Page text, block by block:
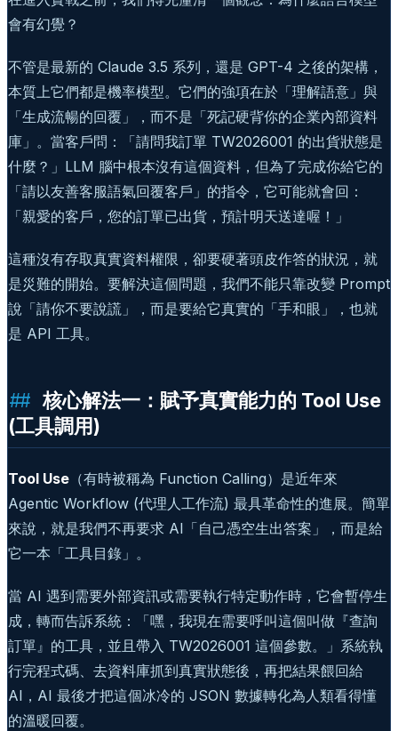
會有幻覺？
不管是最新的 Claude 3.5 系列，還是 GPT-4 之後的架構，
本質上它們都是機率模型。它們的強項在於「理解語意」與
「生成流暢的回覆」，而不是「死記硬背你的企業內部資料
庫」。當客戶問：「請問我訂單 TW2026001 的出貨狀態是
什麼？」LLM 腦中根本沒有這個資料，但為了完成你給它的
「請以友善客服語氣回覆客戶」的指令，它可能就會回：
「親愛的客戶，您的訂單已出貨，預計明天送達喔！」
這種沒有存取真實資料權限，卻要硬著頭皮作答的狀況，就
是災難的開始。要解決這個問題，我們不能只靠改變 Prompt
說「請你不要說謊」，而是要給它真實的「手和眼」，也就
是 API 工具。
核心解法一：賦予真實能力的 Tool Use
(工具調用)
Tool Use （有時被稱為 Function Calling）是近年來
Agentic Workflow (代理人工作流) 最具革命性的進展。簡單
來說，就是我們不再要求 AI「自己憑空生出答案」，而是給
它一本「工具目錄」。
當 AI 遇到需要外部資訊或需要執行特定動作時，它會暫停生
成，轉而告訴系統：「嘿，我現在需要呼叫這個叫做『查詢
訂單』的工具，並且帶入 TW2026001 這個參數。」系統執
行完程式碼、去資料庫抓到真實狀態後，再把結果餵回給
AI，AI 最後才把這個冰冷的 JSON 數據轉化為人類看得懂
的溫暖回覆。